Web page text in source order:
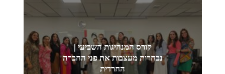
קורס המנהיגות השביעי |
נבחרות מעצבות את פני החברה
החרדית